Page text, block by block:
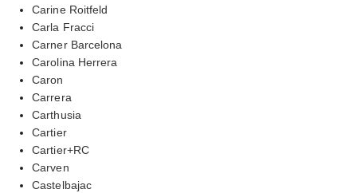
Carine Roitfeld
Carla Fracci
Carner Barcelona
Carolina Herrera
Caron
Carrera
Carthusia
Cartier
Cartier+RC
Carven
Castelbajac